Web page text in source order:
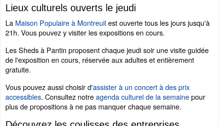
Lieux culturels ouverts le jeudi
La Maison Populaire à Montreuilest ouverte tous les jours jusqu'à
21h. Vous pouvez y visiter les expositions en cours.
Les Sheds à Pantin proposent chaque jeudi soir une visite guidée
de l'exposition en cours, réservée aux adultes et entièrement
gratuite.
Vous pouvez aussi choisir d'assister à un concert à des prix
accessibles. Consultez notreagenda culturel de la semainepour
plus de propositions à ne pas manquer chaque semaine.